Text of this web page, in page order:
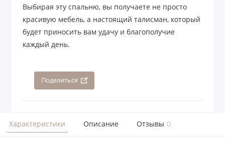
Выбирая эту спальню, вы получаете не просто
красивую мебель, а настоящий талисман, который
будет приносить вам удачу и благополучие
каждый день.
Поделиться
Характеристики Описание Отзывы 0